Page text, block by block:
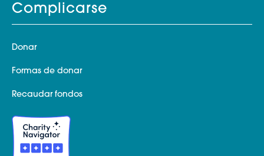
Complicarse
Donar
Formas de donar
Recaudar fondos